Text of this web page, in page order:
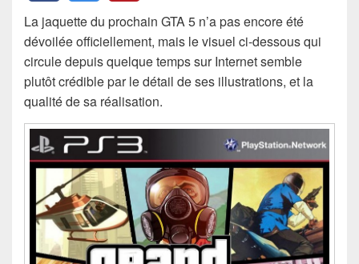
La jaquette du prochain GTA 5 n’a pas encore été
dévoilée officiellement, mais le visuel ci-dessous qui
circule depuis quelque temps sur Internet semble
plutôt crédible par le détail de ses illustrations, et la
qualité de sa réalisation.